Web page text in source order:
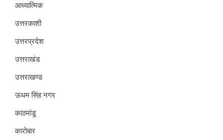
आध्यात्मिक
उत्तरकाशी
उत्तरप्रदेश
उत्तराखंड
उत्तराखण्ड
ऊधम सिंह नगर
काठमांडू
कारोबार